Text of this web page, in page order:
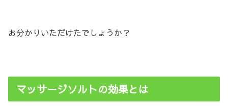
お分かりいただけたでしょうか？
マッサージソルトの効果とは